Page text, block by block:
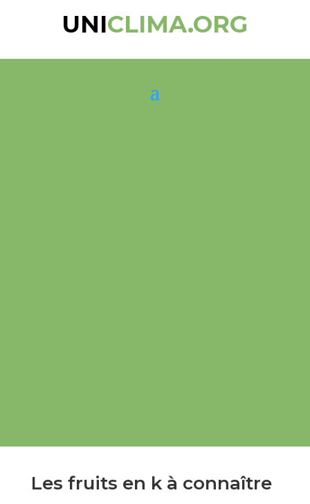
UNICLIMA.ORG
Les fruits en k à connaître